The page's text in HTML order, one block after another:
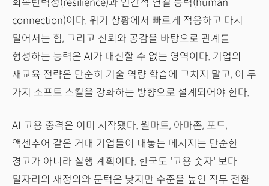
connection)이다. 위기 상황에서 빠르게 적응하고 다시
일어서는 힘, 그리고 신뢰와 공감을 바탕으로 관계를
형성하는 능력은 AI가 대신할 수 없는 영역이다. 기업의
재교육 전략은 단순히 기술 역량 학습에 그치지 말고, 이 두
가지 소프트 스킬을 강화하는 방향으로 설계되어야 한다.
AI 고용 충격은 이미 시작됐다. 월마트, 아마존, 포드,
액센추어 같은 거대 기업들이 내놓는 메시지는 단순한
경고가 아니라 실행 계획이다. 한국도 '고용 숫자' 보다
일자리의 재정의와 문턱은 낮지만 수준을 높인 직무 전환